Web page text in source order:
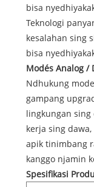
bisa
Teknologi
kesalahan sing
bisa
Modés Analog /
Ndhukung
gampang
lingkungan sing
kerja sing
apik tinimbang
kanggo njamin
Spesifikasi